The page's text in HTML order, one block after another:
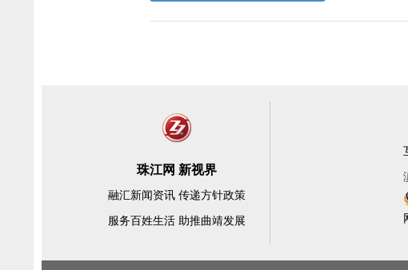
珠江网 新视界
融汇新闻资讯 传递方针政策
服务百姓生活 助推曲靖发展